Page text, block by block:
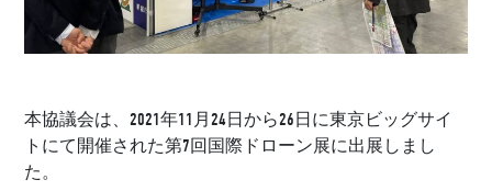
本協議会は、2021年11月24日から26日に東京ビッグサイ
トにて開催された第7回国際ドローン展に出展しまし
た。